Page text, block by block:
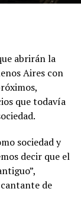
abrirán la
Aires con
que todavía
sociedad y
decir que el
de